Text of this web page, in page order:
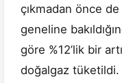
çıkmadan önce
geneline
göre %12’lik bir
doğalgaz